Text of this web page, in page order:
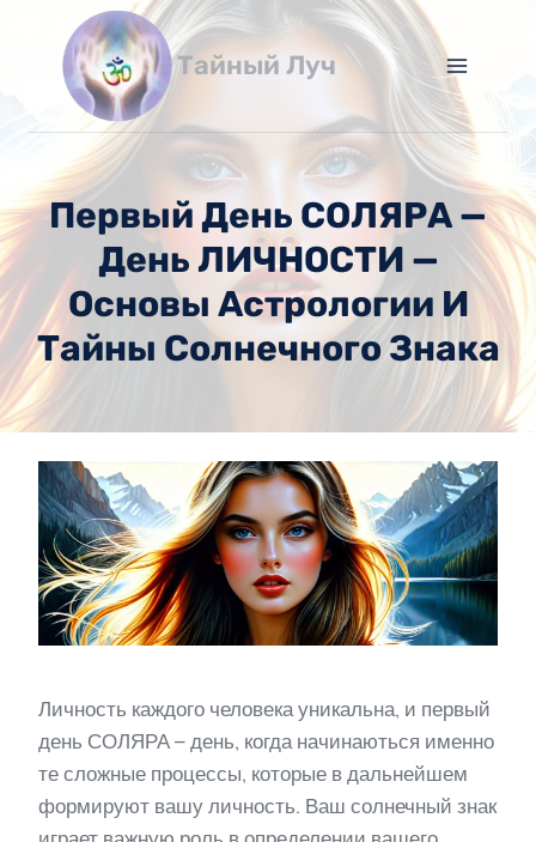
содержимому
Тайный Луч
Первый День СОЛЯРА —
День ЛИЧНОСТИ —
Основы Астрологии И
Тайны Солнечного Знака
Личность каждого человека уникальна, и первый
день СОЛЯРА – день, когда начинаються именно
те сложные процессы, которые в дальнейшем
формируют вашу личность. Ваш солнечный знак